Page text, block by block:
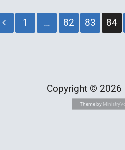
1 … 82 83 84
Copyright © 2026
Theme by